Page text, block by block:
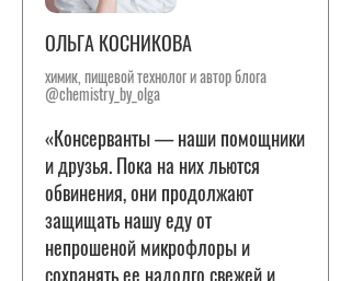
ОЛЬГА КОСНИКОВА
химик, пищевой технолог и автор блога
@chemistry_by_olga
«Консерванты — наши помощники
и друзья. Пока на них льются
обвинения, они продолжают
защищать нашу еду от
непрошеной микрофлоры и
сохранять ее надолго свежей и